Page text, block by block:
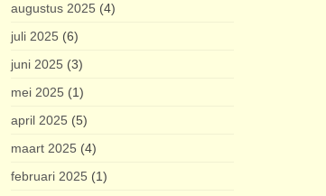
augustus 2025 (4)
juli 2025 (6)
juni 2025 (3)
mei 2025 (1)
april 2025 (5)
maart 2025 (4)
februari 2025 (1)